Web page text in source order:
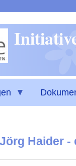
Jörg Haider -